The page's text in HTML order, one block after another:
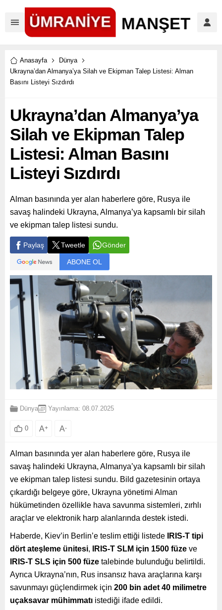
Anasayfa
Dünya
Ukrayna’dan Almanya’ya Silah ve Ekipman Talep Listesi: Alman
Basını Listeyi Sızdırdı
Ukrayna’dan Almanya’ya
Silah ve Ekipman Talep
Listesi: Alman Basını
Listeyi Sızdırdı
Alman basınında yer alan haberlere göre, Rusya ile
savaş halindeki Ukrayna, Almanya’ya kapsamlı bir silah
ve ekipman talep listesi sundu.
Paylaş Tweetle Gönder
ABONE OL
Dünya Yayınlama: 08.07.2025
0 A+ A-
Alman basınında yer alan haberlere göre, Rusya ile
savaş halindeki Ukrayna, Almanya’ya kapsamlı bir silah
ve ekipman talep listesi sundu. Bild gazetesinin ortaya
çıkardığı belgeye göre, Ukrayna yönetimi Alman
hükümetinden özellikle hava savunma sistemleri, zırhlı
araçlar ve elektronik harp alanlarında destek istedi.
Haberde, Kiev’in Berlin’e teslim ettiği listede
IRIS-T tipi
dört ateşleme ünitesi, IRIS-T SLM için 1500 füze ve
IRIS-T SLS için 500 füze talebinde bulunduğu belirtildi.
Ayrıca Ukrayna’nın, Rus insansız hava araçlarına karşı
savunmayı güçlendirmek için 200 bin adet 40 milimetre
uçaksavar mühimmatı istediği ifade edildi.